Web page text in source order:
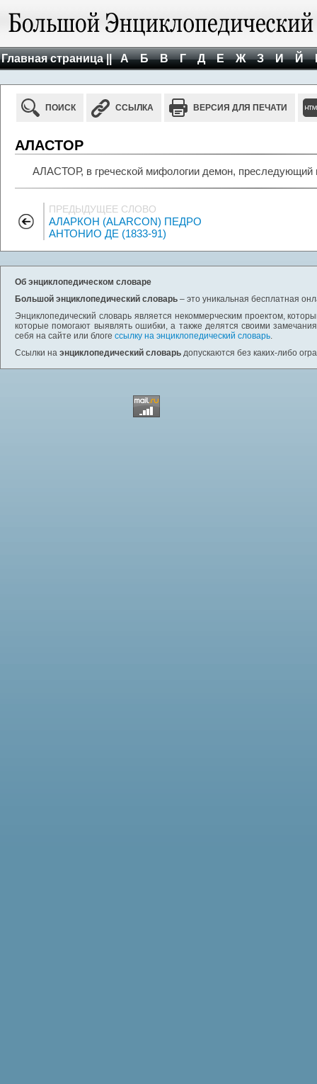
Главная страница || А Б В Г Д Е Ж З И Й
ПОИСК ССЫЛКА ВЕРСИЯ ДЛЯ ПЕЧАТИ
АЛАСТОР
АЛАСТОР, в греческой мифологии демон, преследующий
ПРЕДЫДУЩЕЕ СЛОВО
АЛАРКОН (ALARCON) ПЕДРО
АНТОНИО ДЕ (1833-91)
Об энциклопедическом словаре
Большой энциклопедический словарь – это уникальная бесплатная
Энциклопедический словарь является некоммерческим проектом,
которые помогают выявлять ошибки, а также делятся своими
себя на сайте или блоге ссылку на энциклопедический словарь.
Ссылки на энциклопедический словарь допускаются без каких-либо